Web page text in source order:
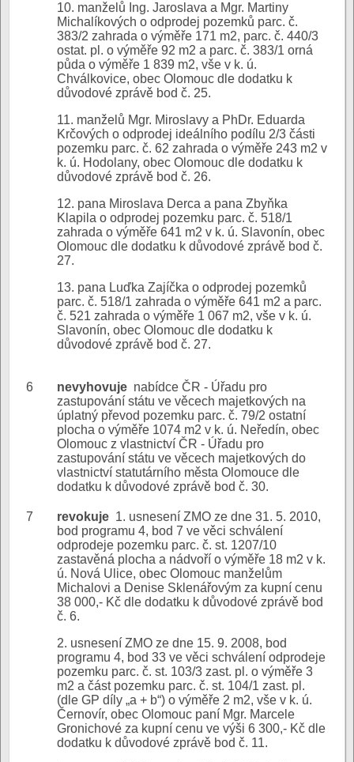
10. manželů Ing. Jaroslava a Mgr. Martiny
Michalíkových o odprodej pozemků parc. č.
383/2 zahrada o výměře 171 m2, parc. č. 440/3
ostat. pl. o výměře 92 m2 a parc. č. 383/1 orná
půda o výměře 1 839 m2, vše v k. ú.
Chválkovice, obec Olomouc dle dodatku k
důvodové zprávě bod č. 25.
11. manželů Mgr. Miroslavy a PhDr. Eduarda
Krčových o odprodej ideálního podílu 2/3 části
pozemku parc. č. 62 zahrada o výměře 243 m2 v
k. ú. Hodolany, obec Olomouc dle dodatku k
důvodové zprávě bod č. 26.
12. pana Miroslava Derca a pana Zbyňka
Klapila o odprodej pozemku parc. č. 518/1
zahrada o výměře 641 m2 v k. ú. Slavonín, obec
Olomouc dle dodatku k důvodové zprávě bod č.
27.
13. pana Luďka Zajíčka o odprodej pozemků
parc. č. 518/1 zahrada o výměře 641 m2 a parc.
č. 521 zahrada o výměře 1 067 m2, vše v k. ú.
Slavonín, obec Olomouc dle dodatku k
důvodové zprávě bod č. 27.
6 nevyhovuje nabídce ČR - Úřadu pro
zastupování státu ve věcech majetkových na
úplatný převod pozemku parc. č. 79/2 ostatní
plocha o výměře 1074 m2 v k. ú. Neředín, obec
Olomouc z vlastnictví ČR - Úřadu pro
zastupování státu ve věcech majetkových do
vlastnictví statutárního města Olomouce dle
dodatku k důvodové zprávě bod č. 30.
7 revokuje 1. usnesení ZMO ze dne 31. 5. 2010,
bod programu 4, bod 7 ve věci schválení
odprodeje pozemku parc. č. st. 1207/10
zastavěná plocha a nádvoří o výměře 18 m2 v k.
ú. Nová Ulice, obec Olomouc manželům
Michalovi a Denise Sklenářovým za kupní cenu
38 000,- Kč dle dodatku k důvodové zprávě bod
č. 6.
2. usnesení ZMO ze dne 15. 9. 2008, bod
programu 4, bod 33 ve věci schválení odprodeje
pozemku parc. č. st. 103/3 zast. pl. o výměře 3
m2 a část pozemku parc. č. st. 104/1 zast. pl.
(dle GP díly „a + b“) o výměře 2 m2, vše v k. ú.
Černovír, obec Olomouc paní Mgr. Marcele
Gronichové za kupní cenu ve výši 6 300,- Kč dle
dodatku k důvodové zprávě bod č. 11.